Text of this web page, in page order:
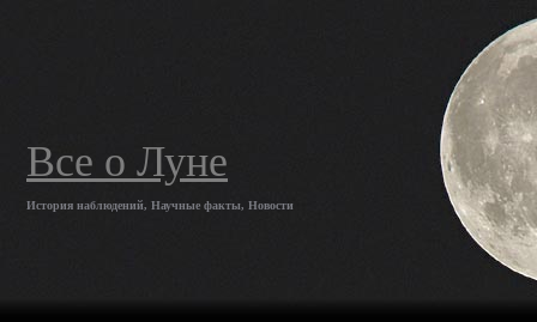
Все о Луне
История наблюдений, Научные факты, Новости